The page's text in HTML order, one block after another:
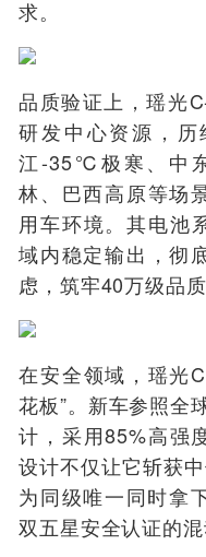
求。
品质验证上，瑶光
研发中心资源，
江-35℃极寒、中
林、巴西高原等场
用车环境。其电
域内稳定输出，彻
虑，筑牢40万级品质
在安全领域，瑶光
花板”。新车参照全
计，采用85%高
设计不仅让它斩获
为同级唯一同时拿
双五星安全认证的混